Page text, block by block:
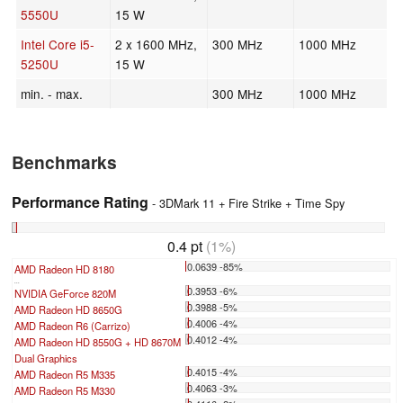
5550U
15 W
Intel Core i5-
5250U
2 x 1600 MHz,
15 W
300 MHz 1000 MHz
min. - max. 300 MHz 1000 MHz
Benchmarks
Performance Rating - 3DMark 11 + Fire Strike + Time Spy
0.4 pt (1%)
AMD Radeon HD 8180 0.0639 -85%
NVIDIA GeForce 820M
0.3953 -6%
AMD Radeon HD 8650G
0.3988 -5%
AMD Radeon R6 (Carrizo)
0.4006 -4%
AMD Radeon HD 8550G + HD 8670M
Dual Graphics
0.4012 -4%
AMD Radeon R5 M335
0.4015 -4%
AMD Radeon R5 M330
0.4063 -3%